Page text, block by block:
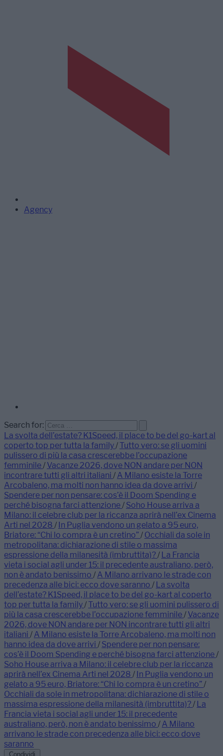
Agency
Search for:
La svolta dell’estate? K1Speed, il place to be del go-kart al
coperto top per tutta la family/ Tutto vero: se gli uomini
pulissero di più la casa crescerebbe l’occupazione
femminile/ Vacanze 2026, dove NON andare per NON
incontrare tutti gli altri italiani / A Milano esiste la Torre
Arcobaleno, ma molti non hanno idea da dove arrivi /
Spendere per non pensare: cos’è il Doom Spending e
perché bisogna farci attenzione/ Soho House arriva a
Milano: il celebre club per la riccanza aprirà nell’ex Cinema
Arti nel 2028 / In Puglia vendono un gelato a 95 euro,
Briatore: “Chi lo compra è un cretino”/ Occhiali da sole in
metropolitana: dichiarazione di stile o massima
espressione della milanesità (imbruttita)?/ La Francia
vieta i social agli under 15: il precedente australiano, però,
non è andato benissimo / A Milano arrivano le strade con
precedenza alle bici: ecco dove saranno / La svolta
dell’estate? K1Speed, il place to be del go-kart al coperto
top per tutta la family/ Tutto vero: se gli uomini pulissero di
più la casa crescerebbe l’occupazione femminile/ Vacanze
2026, dove NON andare per NON incontrare tutti gli altri
italiani / A Milano esiste la Torre Arcobaleno, ma molti non
hanno idea da dove arrivi / Spendere per non pensare:
cos’è il Doom Spending e perché bisogna farci attenzione/
Soho House arriva a Milano: il celebre club per la riccanza
aprirà nell’ex Cinema Arti nel 2028 / In Puglia vendono un
gelato a 95 euro, Briatore: “Chi lo compra è un cretino”/
Occhiali da sole in metropolitana: dichiarazione di stile o
massima espressione della milanesità (imbruttita)?/ La
Francia vieta i social agli under 15: il precedente
australiano, però, non è andato benissimo / A Milano
arrivano le strade con precedenza alle bici: ecco dove
saranno
Condividi